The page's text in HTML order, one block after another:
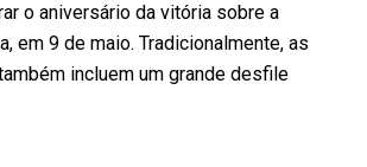
o aniversário da vitória sobre a
em 9 de maio. Tradicionalmente, as
incluem um grande desfile